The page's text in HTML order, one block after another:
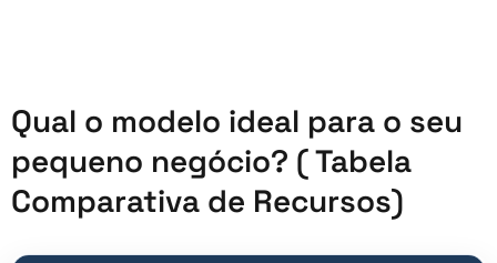
Qual o modelo ideal para o seu
pequeno negócio? ( Tabela
Comparativa de Recursos)